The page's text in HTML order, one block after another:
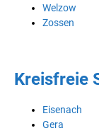
Welzow
Zossen
Kreisfreie
Eisenach
Gera